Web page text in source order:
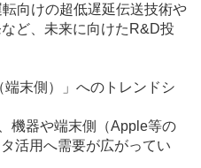
向けの超低遅延伝送技術や
ど、未来に向けたR&D投
末側）」へのトレンドシ
機器や端末側（Apple等の
活用へ需要が広がってい